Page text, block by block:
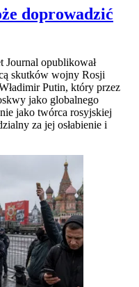
doprowadzić
Journal opublikował
skutków wojny Rosji
Putin, który przez
jako globalnego
jako twórca rosyjskiej
za jej osłabienie i